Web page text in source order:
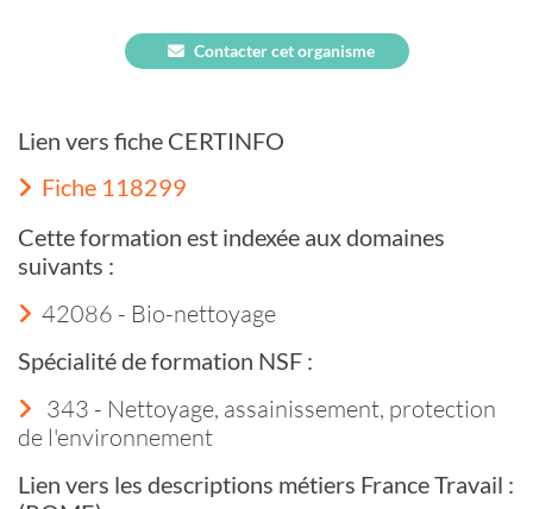
Contacter cet organisme
Lien vers fiche CERTINFO
Fiche 118299
Cette formation est indexée aux domaines
suivants :
42086 - Bio-nettoyage
Spécialité de formation NSF :
343 - Nettoyage, assainissement, protection
de l'environnement
Lien vers les descriptions métiers France Travail :